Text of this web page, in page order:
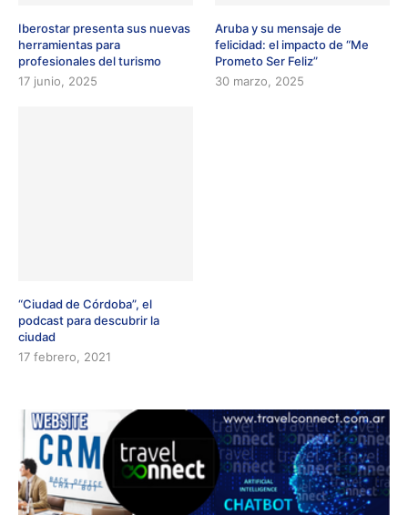
Iberostar presenta sus nuevas
herramientas para
profesionales del turismo
17 junio, 2025
Aruba y su mensaje de
felicidad: el impacto de “Me
Prometo Ser Feliz”
30 marzo, 2025
“Ciudad de Córdoba”, el
podcast para descubrir la
ciudad
17 febrero, 2021